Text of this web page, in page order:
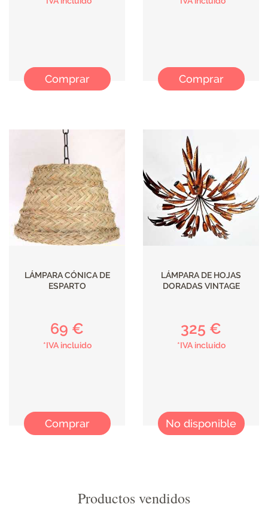
Comprar Comprar
LÁMPARA CÓNICA DE
ESPARTO
69 €
*IVA incluido
Comprar
LÁMPARA DE HOJAS
DORADAS VINTAGE
325 €
*IVA incluido
No disponible
Productos vendidos